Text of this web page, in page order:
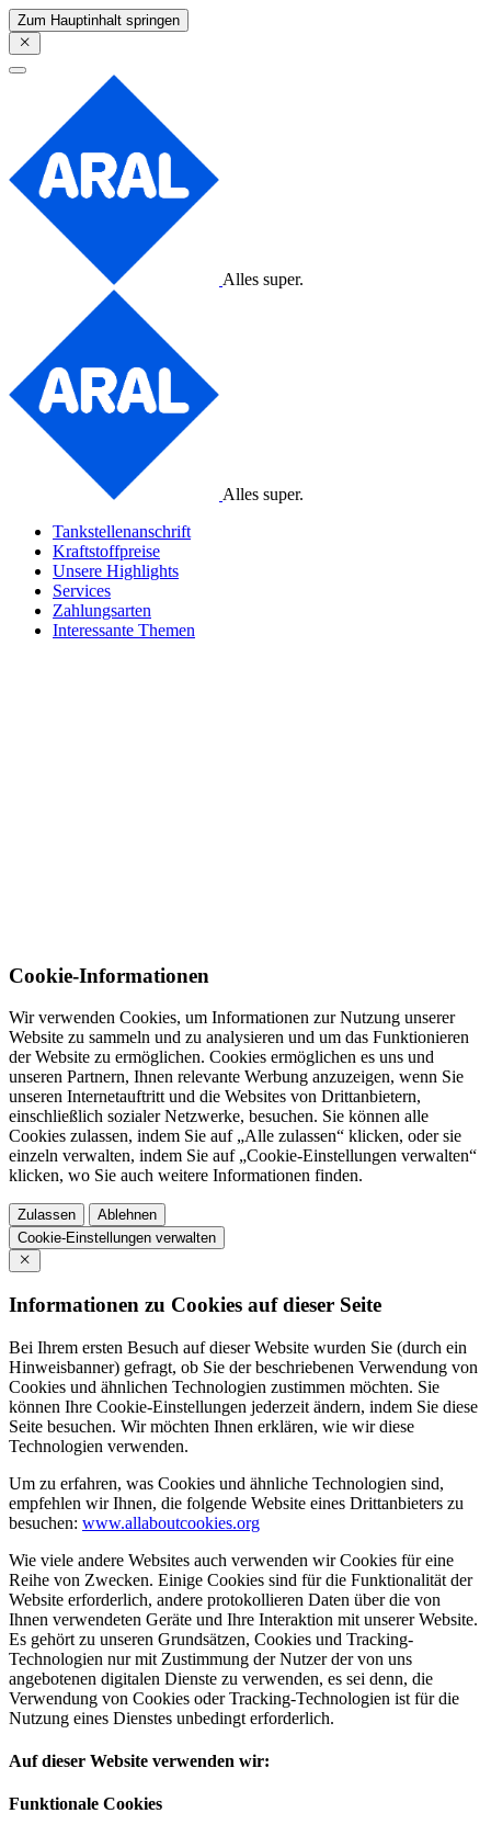
Zum Hauptinhalt springen
Alles super.
Alles super.
Tankstellenanschrift
Kraftstoffpreise
Unsere Highlights
Services
Zahlungsarten
Interessante Themen
Cookie-Informationen
Wir verwenden Cookies, um Informationen zur Nutzung unserer
Website zu sammeln und zu analysieren und um das Funktionieren
der Website zu ermöglichen. Cookies ermöglichen es uns und
unseren Partnern, Ihnen relevante Werbung anzuzeigen, wenn Sie
unseren Internetauftritt und die Websites von Drittanbietern,
einschließlich sozialer Netzwerke, besuchen. Sie können alle
Cookies zulassen, indem Sie auf „Alle zulassen“ klicken, oder sie
einzeln verwalten, indem Sie auf „Cookie-Einstellungen verwalten“
klicken, wo Sie auch weitere Informationen finden.
Zulassen
Ablehnen
Cookie-Einstellungen verwalten
Informationen zu Cookies auf dieser Seite
Bei Ihrem ersten Besuch auf dieser Website wurden Sie (durch ein
Hinweisbanner) gefragt, ob Sie der beschriebenen Verwendung von
Cookies und ähnlichen Technologien zustimmen möchten. Sie
können Ihre Cookie-Einstellungen jederzeit ändern, indem Sie diese
Seite besuchen. Wir möchten Ihnen erklären, wie wir diese
Technologien verwenden.
Um zu erfahren, was Cookies und ähnliche Technologien sind,
empfehlen wir Ihnen, die folgende Website eines Drittanbieters zu
besuchen: www.allaboutcookies.org
Wie viele andere Websites auch verwenden wir Cookies für eine
Reihe von Zwecken. Einige Cookies sind für die Funktionalität der
Website erforderlich, andere protokollieren Daten über die von
Ihnen verwendeten Geräte und Ihre Interaktion mit unserer Website.
Es gehört zu unseren Grundsätzen, Cookies und Tracking-
Technologien nur mit Zustimmung der Nutzer der von uns
angebotenen digitalen Dienste zu verwenden, es sei denn, die
Verwendung von Cookies oder Tracking-Technologien ist für die
Nutzung eines Dienstes unbedingt erforderlich.
Auf dieser Website verwenden wir:
Funktionale Cookies